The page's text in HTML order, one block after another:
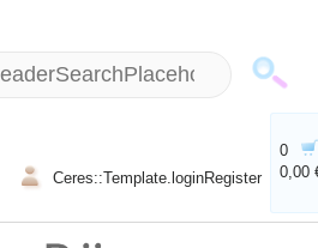
Ceres::Template.loginRegister
0
0,00